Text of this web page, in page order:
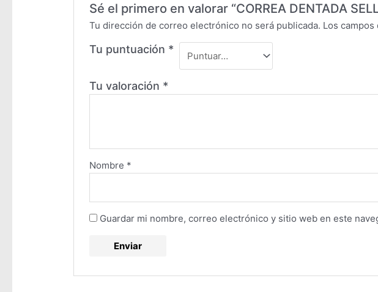
Sé el primero en valorar “CORREA DENTADA
Tu dirección de correo electrónico no será publicada. Los
Tu puntuación *
Tu valoración *
Nombre *
Guardar mi nombre, correo electrónico y sitio web en este